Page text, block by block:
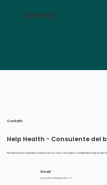
Contatti
Contatti
Help Health - Consulente del
Per tutte le tue curiosità sui nostri servizi, corsi, o iniziative, compila il form per
Email
helpanaturhealth@gmail.com